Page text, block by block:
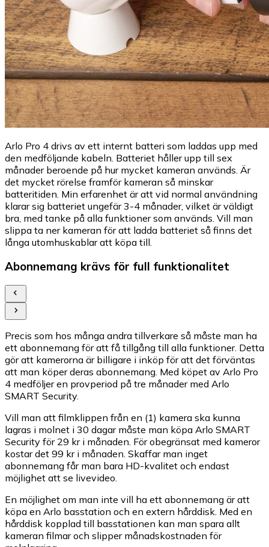
Arlo Pro 4 drivs av ett internt batteri som laddas upp med
den medföljande kabeln. Batteriet håller upp till sex
månader beroende på hur mycket kameran används. Är
det mycket rörelse framför kameran så minskar
batteritiden. Min erfarenhet är att vid normal användning
klarar sig batteriet ungefär 3-4 månader, vilket är väldigt
bra, med tanke på alla funktioner som används. Vill man
slippa ta ner kameran för att ladda batteriet så finns det
långa utomhuskablar att köpa till.
Abonnemang krävs för full funktionalitet
Precis som hos många andra tillverkare så måste man ha
ett abonnemang för att få tillgång till alla funktioner. Detta
gör att kamerorna är billigare i inköp för att det förväntas
att man köper deras abonnemang. Med köpet av Arlo Pro
4 medföljer en provperiod på tre månader med Arlo
SMART Security.
Vill man att filmklippen från en (1) kamera ska kunna
lagras i molnet i 30 dagar måste man köpa Arlo SMART
Security för 29 kr i månaden. För obegränsat med kameror
kostar det 99 kr i månaden. Skaffar man inget
abonnemang får man bara HD-kvalitet och endast
möjlighet att se livevideo.
En möjlighet om man inte vill ha ett abonnemang är att
köpa en Arlo basstation och en extern hårddisk. Med en
hårddisk kopplad till basstationen kan man spara allt
kameran filmar och slipper månadskostnaden för